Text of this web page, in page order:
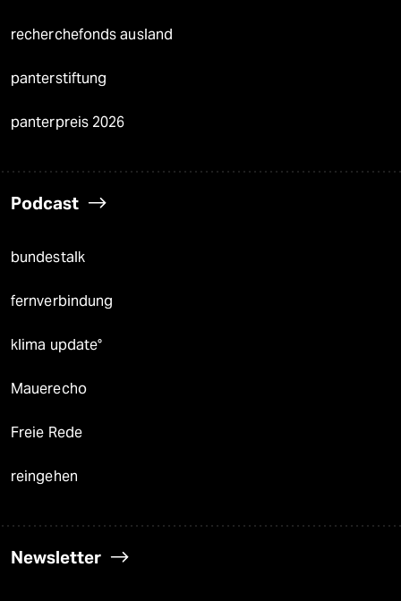
recherchefonds ausland
panterstiftung
panterpreis 2026
Podcast
bundestalk
fernverbindung
klima update°
Mauerecho
Freie Rede
reingehen
Newsletter